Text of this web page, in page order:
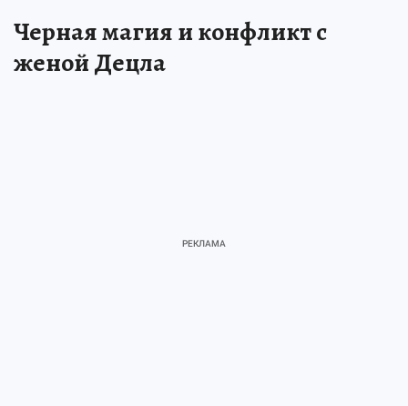
Черная магия и конфликт с
женой Децла